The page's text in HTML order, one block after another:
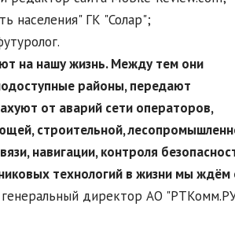
населения" ГК "Солар";
на нашу жизнь. Между тем они
районы, передают
от аварий сети операторов,
строительной,
навигации, контроля
технологий в жизни мы ждём
генеральный директор АО